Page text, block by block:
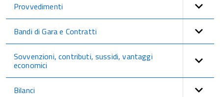
Provvedimenti
Bandi di Gara e Contratti
Sovvenzioni, contributi, sussidi, vantaggi
economici
Bilanci